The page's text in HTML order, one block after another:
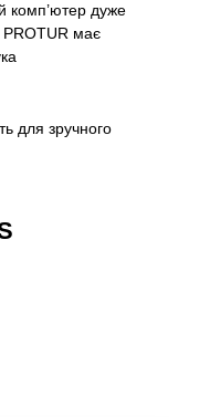
комп’ютер дуже
має
для зручного